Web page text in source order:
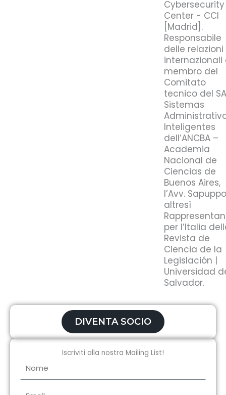
Cybersecurity
Center - CCI
[Madrid].
Responsabile
delle relazioni
internazionali
membro del
Comitato
tecnico del
Sistemas
Inteligentes
dell’ANCBA –
Academia
Nacional de
Ciencias de
Buenos Aires,
l’Avv.
altresì
per l’Italia
Revista de
Ciencia de la
Legislación |
Universidad
Salvador.
DIVENTA SOCIO
Iscriviti alla nostra Mailing List!